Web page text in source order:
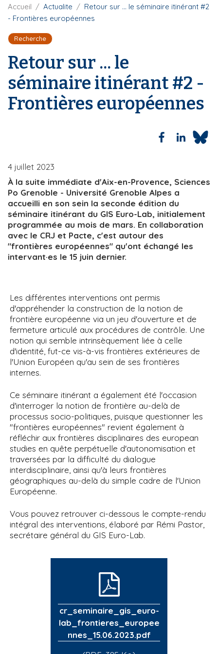
F
d
'
i
a
n
e
Accueil Actualite
Retour sur ... le séminaire itinérant #2
- Frontières européennes
Recherche
Retour sur ... le
séminaire itinérant #2 -
Frontières européennes
4 juillet 2023
À la suite immédiate d'Aix-en-Provence, Sciences
Po Grenoble - Université Grenoble Alpes a
accueilli en son sein la seconde édition du
séminaire itinérant du GIS Euro-Lab, initialement
programmée au mois de mars. En collaboration
avec le CRJ et Pacte, c'est autour des
"frontières européennes" qu'ont échangé les
intervant·es le 15 juin dernier.
Les différentes interventions ont permis
d'appréhender la construction de la notion de
frontière européenne via un jeu d'ouverture et de
fermeture articulé aux procédures de contrôle. Une
notion qui semble intrinsèquement liée à celle
d'identité, fut-ce vis-à-vis frontières extérieures de
l'Union Européen qu'au sein de ses frontières
internes.
Ce séminaire itinérant a également été l'occasion
d'interroger la notion de frontière au-delà de
processus socio-politiques, puisque questionner les
"frontières européennes" revient également à
réfléchir aux frontières disciplinaires des european
studies en quête perpétuelle d'autonomisation et
traversées par la difficulté du dialogue
interdisciplinaire, ainsi qu'à leurs frontières
géographiques au-delà du simple cadre de l'Union
Européenne.
Vous pouvez retrouver ci-dessous le compte-rendu
intégral des interventions, élaboré par Rémi Pastor,
secrétaire général du GIS Euro-Lab.
cr_seminaire_gis_euro-
lab_frontieres_europee
nnes_15.06.2023.pdf